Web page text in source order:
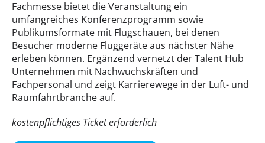
Fachmesse bietet die Veranstaltung ein
umfangreiches Konferenzprogramm sowie
Publikumsformate mit Flugschauen, bei denen
Besucher moderne Fluggeräte aus nächster Nähe
erleben können. Ergänzend vernetzt der Talent Hub
Unternehmen mit Nachwuchskräften und
Fachpersonal und zeigt Karrierewege in der Luft- und
Raumfahrtbranche auf.
kostenpflichtiges Ticket erforderlich